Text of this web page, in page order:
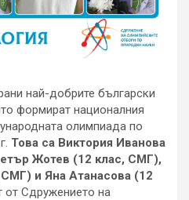
най-добрите български
формират националния
олимпиада по
Това са Виктория Иванова
Жотев (12 клас, СМГ),
и Яна Атанасова (12
Сдружението на